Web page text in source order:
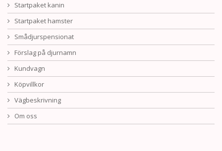
Startpaket kanin
Startpaket hamster
Smådjurspensionat
Förslag på djurnamn
Kundvagn
Köpvillkor
Vägbeskrivning
Om oss